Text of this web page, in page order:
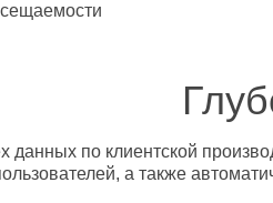
данных по клиентской
а также